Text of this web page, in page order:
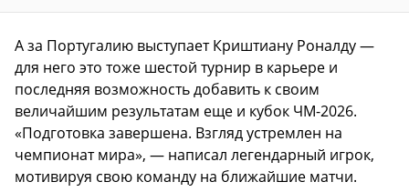
А за Португалию выступает Криштиану Роналду —
для него это тоже шестой турнир в карьере и
последняя возможность добавить к своим
величайшим результатам еще и кубок ЧМ-2026.
«Подготовка завершена. Взгляд устремлен на
чемпионат мира», — написал легендарный игрок,
мотивируя свою команду на ближайшие матчи.